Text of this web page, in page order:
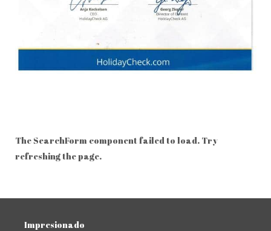
The SearchForm component failed to load. Try
refreshing the page.
Impresionado